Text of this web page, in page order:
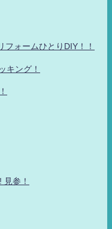
フォームひとりDIY！！
キング！
参！